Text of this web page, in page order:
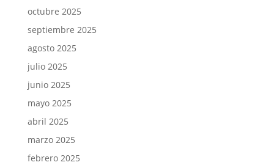
octubre 2025
septiembre 2025
agosto 2025
julio 2025
junio 2025
mayo 2025
abril 2025
marzo 2025
febrero 2025